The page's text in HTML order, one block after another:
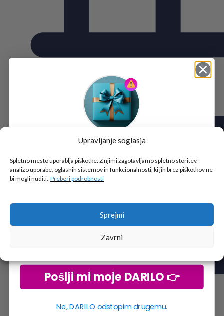
Upravljanje soglasja
Spletno mesto uporablja piškotke. Z njimi zagotavljamo spletno storitev,
analizo uporabe, oglasnih sistemov in funkcionalnosti, ki jih brez piškotkov ne
bi mogli nuditi. Preberi podrobnosti
Sprejmi
Zavrni
Tukaj je!
🎁 DARILO
Vpiši podatke za prejem darila
Pošlji mi moje DARILO 👉
Ne, DARILO odstopim drugemu.